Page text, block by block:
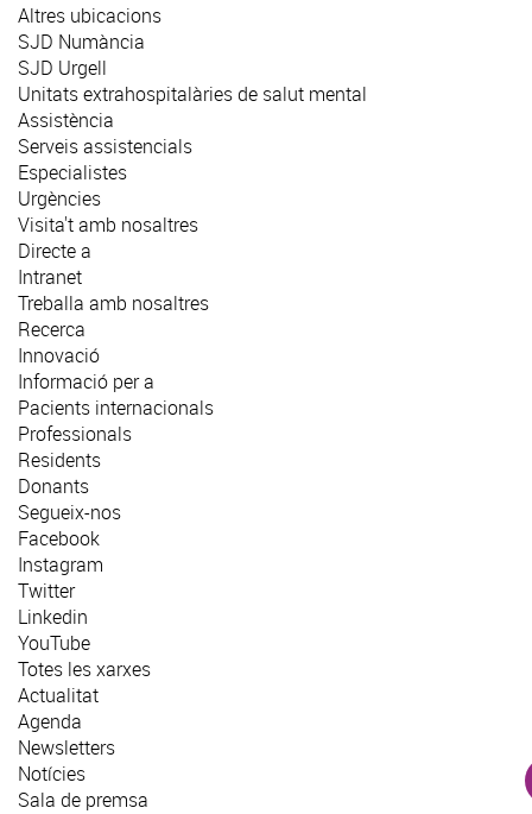
Altres ubicacions
SJD Numància
SJD Urgell
Unitats extrahospitalàries de salut mental
Assistència
Serveis assistencials
Especialistes
Urgències
Visita't amb nosaltres
Directe a
Intranet
Treballa amb nosaltres
Recerca
Innovació
Informació per a
Pacients internacionals
Professionals
Residents
Donants
Segueix-nos
Facebook
Instagram
Twitter
Linkedin
YouTube
Totes les xarxes
Actualitat
Agenda
Newsletters
Notícies
Sala de premsa